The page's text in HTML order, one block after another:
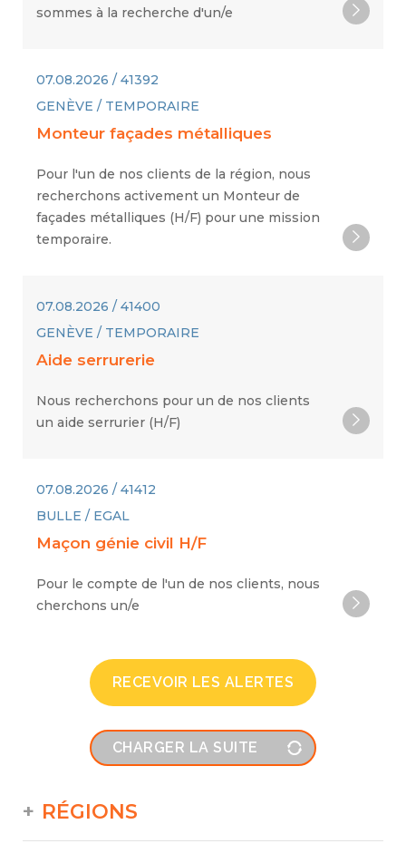
sommes à la recherche d'un/e
07.08.2026 / 41392
GENÈVE / TEMPORAIRE
Monteur façades métalliques
Pour l'un de nos clients de la région, nous
recherchons activement un Monteur de
façades métalliques (H/F) pour une mission
temporaire.
07.08.2026 / 41400
GENÈVE / TEMPORAIRE
Aide serrurerie
Nous recherchons pour un de nos clients
un aide serrurier (H/F)
07.08.2026 / 41412
BULLE / EGAL
Maçon génie civil H/F
Pour le compte de l'un de nos clients, nous
cherchons un/e
RECEVOIR LES ALERTES
CHARGER LA SUITE
RÉGIONS